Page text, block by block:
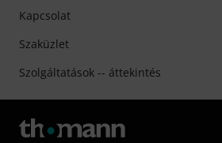
Kapcsolat
Szaküzlet
Szolgáltatások -- áttekintés